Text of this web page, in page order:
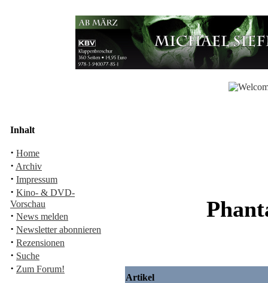
Inhalt
· Home
· Archiv
· Impressum
· Kino- & DVD-
Vorschau
· News melden
· Newsletter abonnieren
· Rezensionen
· Suche
· Zum Forum!
Artikel